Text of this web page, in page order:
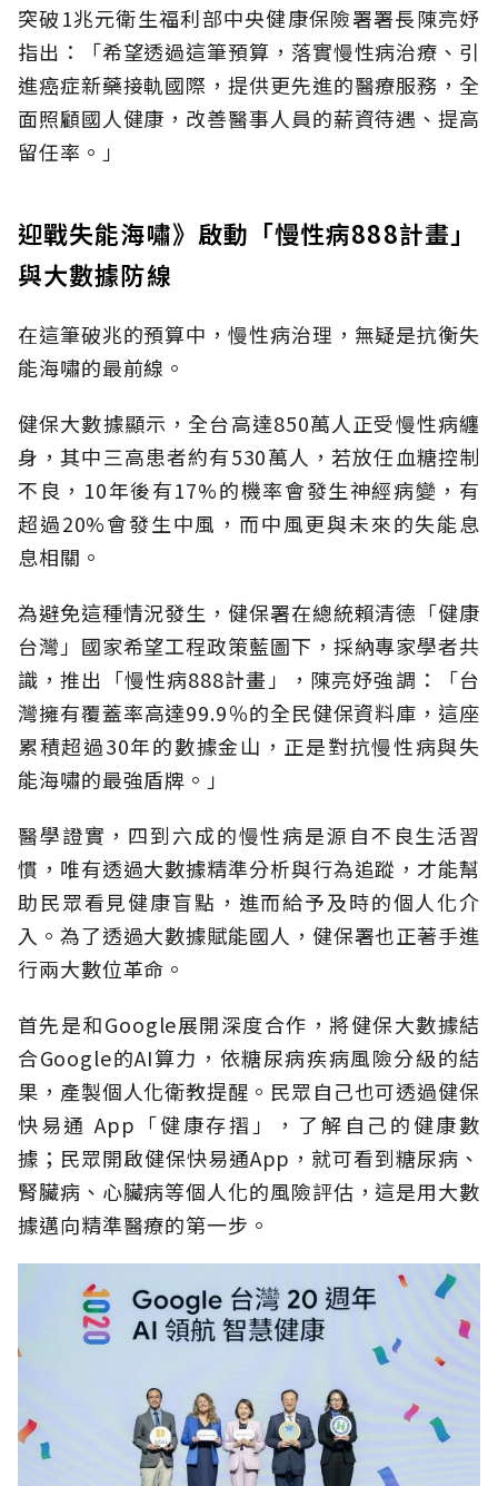
突破1兆元衛生福利部中央健康保險署署長陳亮妤
指出：「希望透過這筆預算，落實慢性病治療、引
進癌症新藥接軌國際，提供更先進的醫療服務，全
面照顧國人健康，改善醫事人員的薪資待遇、提高
留任率。」
迎戰失能海嘯》啟動「慢性病888計畫」
與大數據防線
在這筆破兆的預算中，慢性病治理，無疑是抗衡失
能海嘯的最前線。
健保大數據顯示，全台高達850萬人正受慢性病纏
身，其中三高患者約有530萬人，若放任血糖控制
不良，10年後有17%的機率會發生神經病變，有
超過20%會發生中風，而中風更與未來的失能息
息相關。
為避免這種情況發生，健保署在總統賴清德「健康
台灣」國家希望工程政策藍圖下，採納專家學者共
識，推出「慢性病888計畫」，陳亮妤強調：「台
灣擁有覆蓋率高達99.9％的全民健保資料庫，這座
累積超過30年的數據金山，正是對抗慢性病與失
能海嘯的最強盾牌。」
醫學證實，四到六成的慢性病是源自不良生活習
慣，唯有透過大數據精準分析與行為追蹤，才能幫
助民眾看見健康盲點，進而給予及時的個人化介
入。為了透過大數據賦能國人，健保署也正著手進
行兩大數位革命。
首先是和Google展開深度合作，將健保大數據結
合Google的AI算力，依糖尿病疾病風險分級的結
果，產製個人化衛教提醒。民眾自己也可透過健保
快易通 App「健康存摺」，了解自己的健康數
據；民眾開啟健保快易通App，就可看到糖尿病、
腎臟病、心臟病等個人化的風險評估，這是用大數
據邁向精準醫療的第一步。